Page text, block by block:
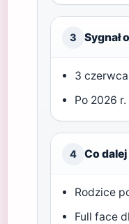
3 Sygnał
3
Po 2026
4 Co dalej
Rodzice
Full face